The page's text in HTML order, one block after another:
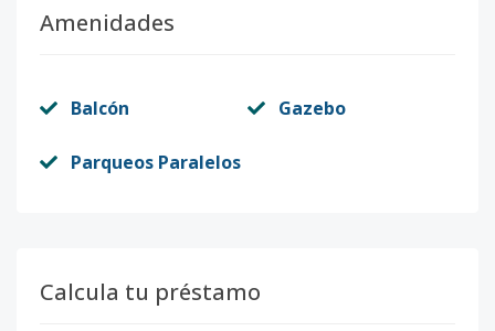
Amenidades
Balcón Gazebo
Parqueos Paralelos
Calcula tu préstamo